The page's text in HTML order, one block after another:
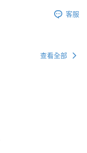
客服
查看全部